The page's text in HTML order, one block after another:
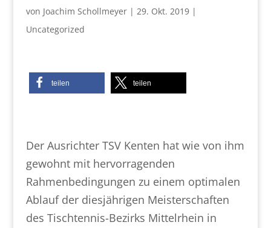
von Joachim Schollmeyer| 29. Okt. 2019|
Uncategorized
teilen teilen
Der Ausrichter TSV Kenten hat wie von ihm
gewohnt mit hervorragenden
Rahmenbedingungen zu einem optimalen
Ablauf der diesjährigen Meisterschaften
des Tischtennis-Bezirks Mittelrhein in